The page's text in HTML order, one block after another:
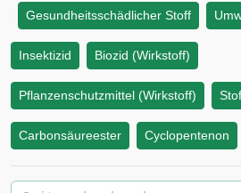
Gesundheitsschädlicher Stoff
Insektizid Biozid (Wirkstoff)
Pflanzenschutzmittel (Wirkstoff)
Carbonsäureester Cyclopentenon